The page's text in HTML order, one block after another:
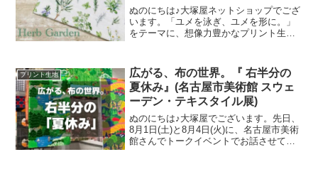
ぬのにちは♪大塚屋ネットショップでござ
います。「ユメを泳ぎ、ユメを形に。」
をテーマに、想像力豊かなプリント生地
集ページよりご覧いただけます。＼
mingswi
プリント生地
広がる、布の世界。『 右半分の
夏休み』(名古屋市美術館 スウェ
ーデン・テキスタイル展)
ぬのにちは♪大塚屋でございます。先日、
8月1日(土)と8月4日(火)に、名古屋市美術
館さんでトークイベントでお話させてい